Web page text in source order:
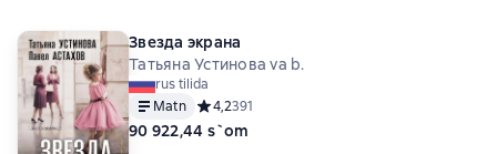
Звезда экрана
Татьяна Устинова va b.
rus tilida
Matn
Средний рейтинг 4,2 на основе 391 оценок
4,2391
90 922,44 s`om